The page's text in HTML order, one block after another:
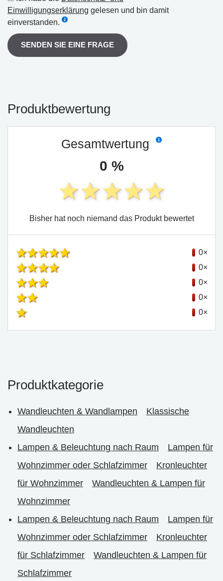
Einwilligungserklärung gelesen und bin damit
einverstanden.
SENDEN SIE EINE FRAGE
Produktbewertung
Gesamtwertung
0 %
Bisher hat noch niemand das Produkt bewertet
0×
0×
0×
0×
0×
Produktkategorie
Wandleuchten & Wandlampen
Klassische
Wandleuchten
Lampen & Beleuchtung nach Raum
Lampen für
Wohnzimmer oder Schlafzimmer
Kronleuchter
für Wohnzimmer
Wandleuchten & Lampen für
Wohnzimmer
Lampen & Beleuchtung nach Raum
Lampen für
Wohnzimmer oder Schlafzimmer
Kronleuchter
für Schlafzimmer
Wandleuchten & Lampen für
Schlafzimmer